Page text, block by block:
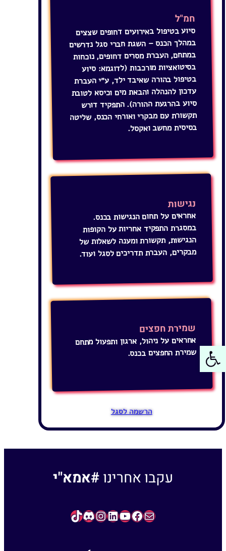
פתח סרגל נגישות
חמ"ל
סיוע בטיפול באירועים דחופים שצצים
במהלך הכנס – השגת חברי סגל נדרשים
במתחם, העברת מסרים דחופים, נוכחות
בסיטואציות מורכבות (לדוגמא: סיוע
בטיפול בהורה שאיבד ילד, ע״י העברת
עדכון להנהלה והבאת מים וכיסא לטובת
סיוע בהרגעת ההורה). התפקיד דורש
תקשורת עם מבקרי ואורחי הכנס, שליטה
בסיסית מחשב ואקסל.
נגישות
אחראים על תחום הנגישות בכנס.
במסגרת התפקיד אחריות על הקופות
הנגישות, תקשורת ומענה לשאלות של
מבקרים, העברת תדריכים לסגל ועוד.
שמירת חפצים
אחראים על ניהול, ארגון ותפעול מתחם
שמירת החפצים בכנס.
הרשמה לסגל
עקבו אחרינו#אמא"י
Contact Us
Facebook
YouTube
LinkedIn
Instagram
Discord
TikTok